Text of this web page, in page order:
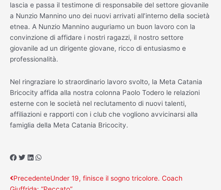
lascia e passa il testimone di responsabile del settore giovanile
a Nunzio Mannino uno dei nuovi arrivati all’interno della società
etnea. A Nunzio Mannino auguriamo un buon lavoro con la
convinzione di affidare i nostri ragazzi, il nostro settore
giovanile ad un dirigente giovane, ricco di entusiasmo e
professionalità.
Nel ringraziare lo straordinario lavoro svolto, la Meta Catania
Bricocity affida alla nostra colonna Paolo Todero le relazioni
esterne con le società nel reclutamento di nuovi talenti,
affiliazioni e rapporti con i club che vogliono avvicinarsi alla
famiglia della Meta Catania Bricocity.
Precedente
PrecedenteUnder 19, finisce il sogno tricolore. Coach
Successivo